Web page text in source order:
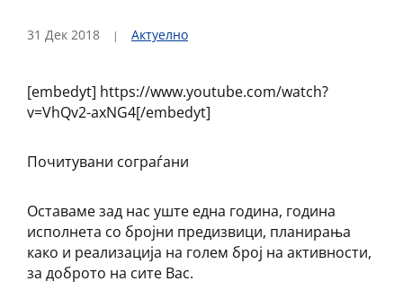
31 Дек 2018 Актуелно
[embedyt] https://www.youtube.com/watch?
v=VhQv2-axNG4[/embedyt]
Почитувани сограѓани
Оставаме зад нас уште една година, година
исполнета со бројни предизвици, планирања
како и реализација на голем број на активности,
за доброто на сите Вас.